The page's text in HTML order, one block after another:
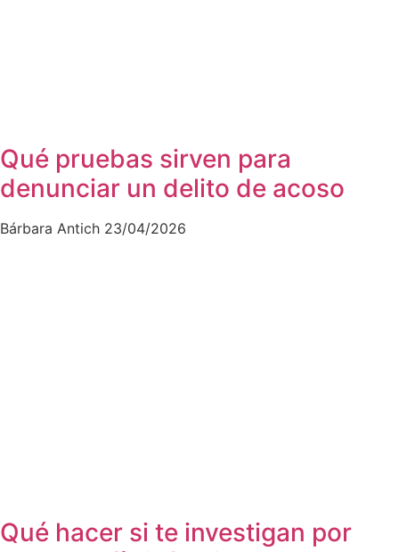
Qué pruebas sirven para
denunciar un delito de acoso
Bárbara Antich 23/04/2026
Qué hacer si te investigan por